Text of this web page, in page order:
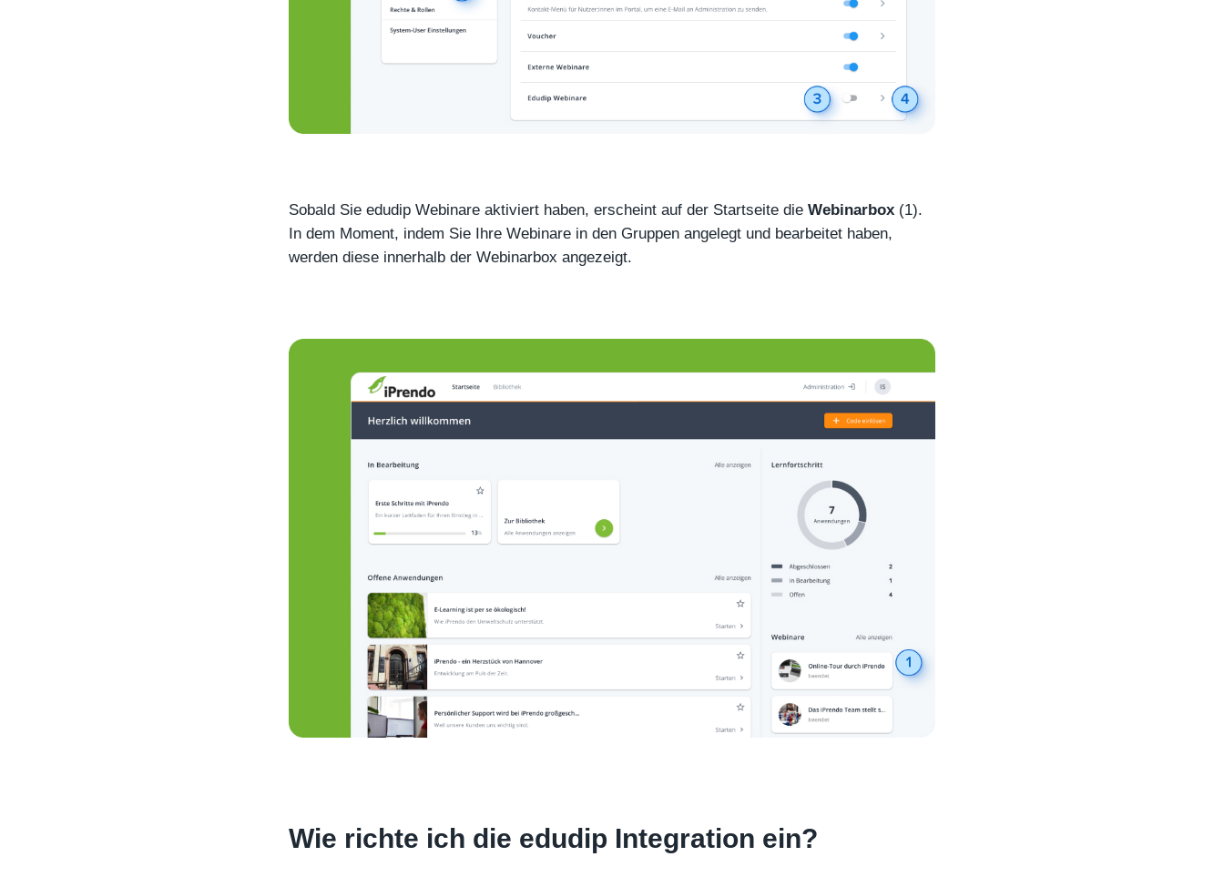
Sobald Sie edudip Webinare aktiviert haben, erscheint auf der Startseite die Webinarbox (1).
In dem Moment, indem Sie Ihre Webinare in den Gruppen angelegt und bearbeitet haben,
werden diese innerhalb der Webinarbox angezeigt.
Wie richte ich die edudip Integration ein?